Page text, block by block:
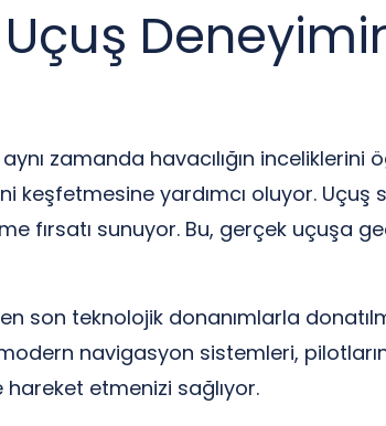
zamanda havacılığın inceliklerini
keşfetmesine yardımcı oluyor. Uçuş
fırsatı sunuyor. Bu, gerçek uçuşa
son teknolojik donanımlarla
navigasyon sistemleri,
etmenizi sağlıyor.